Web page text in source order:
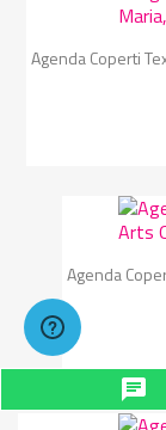
Agenda Coperti
Agenda
chat